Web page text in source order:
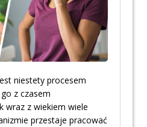
niestety procesem
z czasem
wraz z wiekiem wiele
przestaje pracować